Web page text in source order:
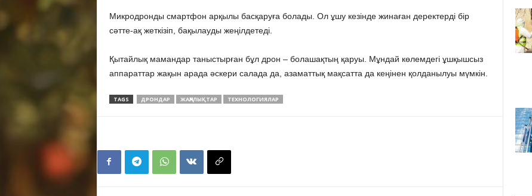
Микродронды смартфон арқылы басқаруға болады. Ол ұшу кезінде жинаған деректерді бір
сәтте-ақ жеткізіп, бақылауды жеңілдетеді.
Қытайлық мамандар таныстырған бұл дрон – болашақтың қаруы. Мұндай көлемдегі ұшқышсыз
аппараттар жақын арада әскери салада да, азаматтық мақсатта да кеңінен қолданылуы мүмкін.
TAGS ДРОНДАР ЖАҢАЛЫҚТАР ТЕХНОЛОГИЯЛАР